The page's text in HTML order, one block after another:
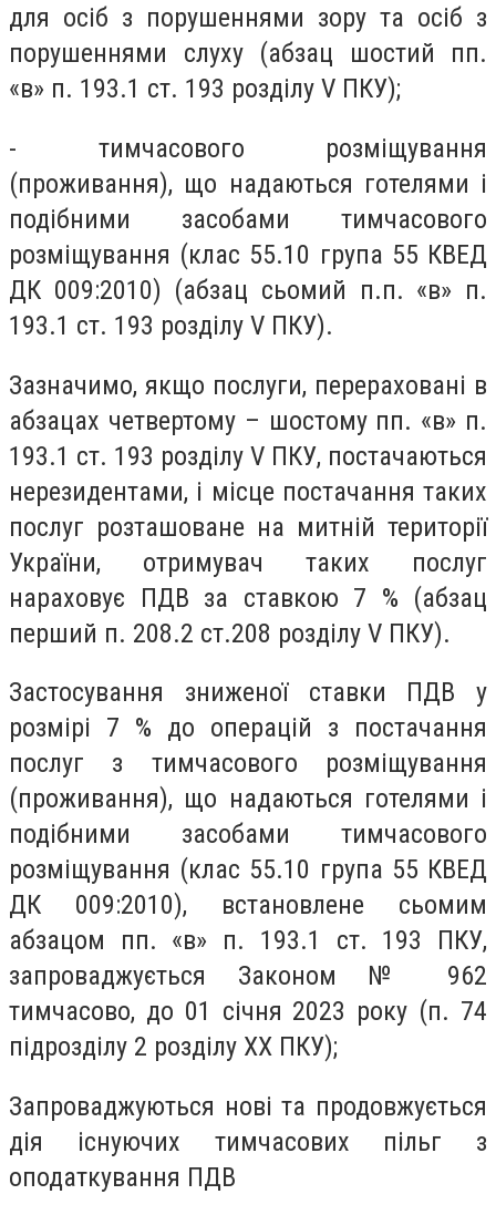
для осіб з порушеннями зору та осіб з
порушеннями слуху (абзац шостий пп.
«в» п. 193.1 ст. 193 розділу V ПКУ);
- тимчасового розміщування
(проживання), що надаються готелями і
подібними засобами тимчасового
розміщування (клас 55.10 група 55 КВЕД
ДК 009:2010) (абзац сьомий п.п. «в» п.
193.1 ст. 193 розділу V ПКУ).
Зазначимо, якщо послуги, перераховані в
абзацах четвертому – шостому пп. «в» п.
193.1 ст. 193 розділу V ПКУ, постачаються
нерезидентами, і місце постачання таких
послуг розташоване на митній території
України, отримувач таких послуг
нараховує ПДВ за ставкою 7 % (абзац
перший п. 208.2 ст.208 розділу V ПКУ).
Застосування зниженої ставки ПДВ у
розмірі 7 % до операцій з постачання
послуг з тимчасового розміщування
(проживання), що надаються готелями і
подібними засобами тимчасового
розміщування (клас 55.10 група 55 КВЕД
ДК 009:2010), встановлене сьомим
абзацом пп. «в» п. 193.1 ст. 193 ПКУ,
запроваджується Законом № 962
тимчасово, до 01 січня 2023 року (п. 74
підрозділу 2 розділу XX ПКУ);
Запроваджуються нові та продовжується
дія існуючих тимчасових пільг з
оподаткування ПДВ